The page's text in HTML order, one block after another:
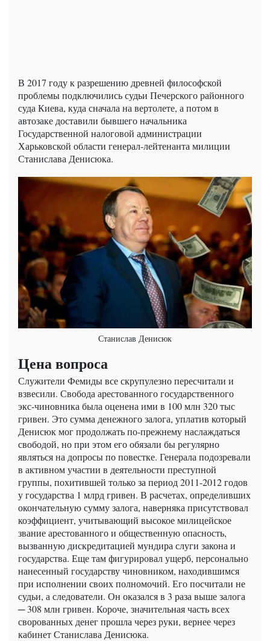
В 2017 году к разрешению древней философской
проблемы подключились судьи Печерского районного
суда Киева, куда сначала на вертолете, а потом в
автозаке доставили бывшего начальника
Государственной налоговой администрации
Харьковской области генерал-лейтенанта милиции
Станислава Денисюка.
Станислав Денисюк
Цена вопроса
Служители Фемиды все скрупулезно пересчитали и
взвесили. Свобода арестованного государственного
экс-чиновника была оценена ими в 100 млн 320 тыс
гривен. Это сумма денежного залога, уплатив который
Денисюк мог продолжать по-прежнему наслаждаться
свободой, но при этом его обязали бы регулярно
являться на допросы по повестке. Генерала подозревали
в активном участии в деятельности преступной
группы, похитившей только за период 2011-2012 годов
у государства 1 млрд гривен. В расчетах, определивших
окончательную сумму залога, наверняка присутствовал
коэффициент, учитывающий высокое милицейское
звание арестованного и общественную опасность,
вызванную дискредитацией мундира слуги закона и
государства. Еще там фигурировал ущерб, персонально
нанесенный государству чиновником, находившимся
при исполнении своих полномочий. Его посчитали не
судьи, а следователи. Он оказался в 3 раза выше залога
─ 308 млн гривен. Короче, значительная часть всех
сворованных денег прошла через руки, вернее через
кабинет Станислава Денисюка.